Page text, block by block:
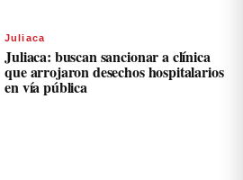
Juliaca
Juliaca: buscan sancionar a clínica
que arrojaron desechos hospitalarios
en vía pública